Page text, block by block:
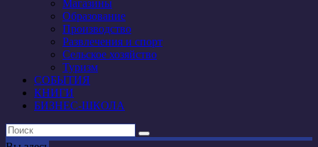
Магазины
Образование
Производство
Развлечения и спорт
Сельское хозяйство
Туризм
СОБЫТИЯ
КНИГИ
БИЗНЕС-ШКОЛА